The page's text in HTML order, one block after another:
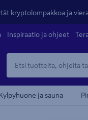
kryptolompakkoa ja
Inspiraatio ja ohjeet
ja sauna